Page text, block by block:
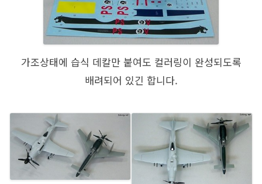
가조상태에 습식 데칼만 붙여도 컬러링이 완성되도록
배려되어 있긴 합니다.